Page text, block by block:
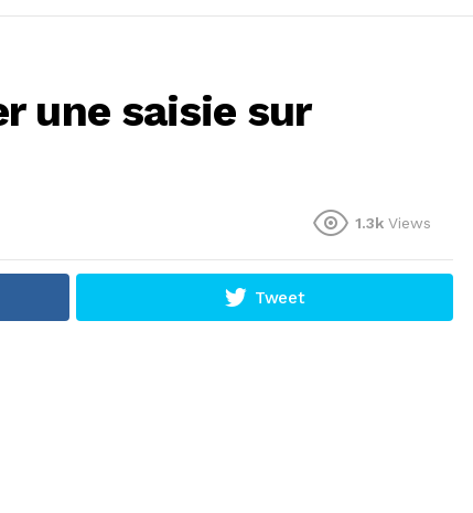
une saisie sur
1.3k Views
Tweet